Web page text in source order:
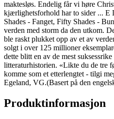
maktesløs. Endelig får vi høre
kjærlighetsforhold har to sider ... E
Shades - Fanget, Fifty Shades -
verden med storm da den utkom.
ble raskt plukket opp av et av
solgt i over 125 millioner
dette blitt en av de mest
litteraturhistorien. «Likte du de tre
komme som et etterlengtet - tilgi
Egeland, VG.(Basert på den
Produktinformasjon